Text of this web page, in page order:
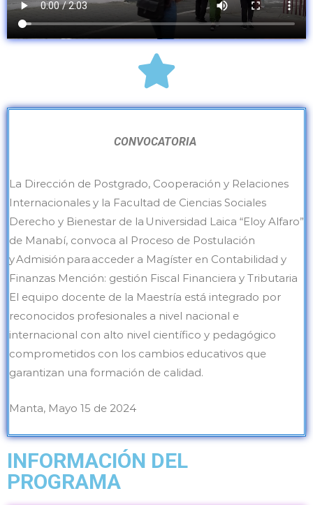
CONVOCATORIA
La Dirección de Postgrado, Cooperación y Relaciones
Internacionales y la Facultad de Ciencias Sociales
Derecho y Bienestar de la Universidad Laica “Eloy Alfaro”
de Manabí, convoca al Proceso de Postulación
y Admisión para acceder a Magíster en Contabilidad y
Finanzas Mención: gestión Fiscal Financiera y Tributaria
El equipo docente de la Maestría está integrado por
reconocidos profesionales a nivel nacional e
internacional con alto nivel científico y pedagógico
comprometidos con los cambios educativos que
garantizan una formación de calidad.
Manta, Mayo 15 de 2024
INFORMACIÓN DEL
PROGRAMA